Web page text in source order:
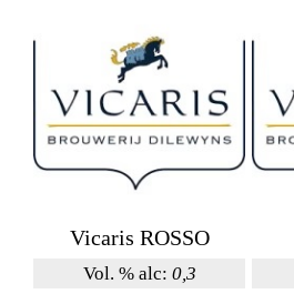
Vicaris ROSSO
Vol. % alc: 0,3